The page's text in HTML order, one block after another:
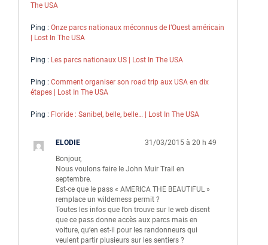
The USA
Ping : Onze parcs nationaux méconnus de l’Ouest américain
| Lost In The USA
Ping : Les parcs nationaux US | Lost In The USA
Ping : Comment organiser son road trip aux USA en dix
étapes | Lost In The USA
Ping : Floride : Sanibel, belle, belle… | Lost In The USA
ELODIE
31/03/2015 à 20 h 49
Bonjour,
Nous voulons faire le John Muir Trail en
septembre.
Est-ce que le pass « AMERICA THE BEAUTIFUL »
remplace un wilderness permit ?
Toutes les infos que l’on trouve sur le web disent
que ce pass donne accès aux parcs mais en
voiture, qu’en est-il pour les randonneurs qui
veulent partir plusieurs sur les sentiers ?